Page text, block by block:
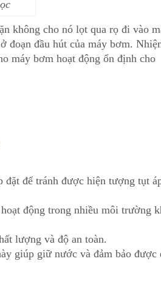
không cho nó lọt qua rọ đi vào
đoạn đầu hút của máy bơm.
máy bơm hoạt động ổn định cho
để tránh được hiện tượng tụt
động trong nhiều môi trường
lượng và độ an toàn.
giúp giữ nước và đảm bảo được